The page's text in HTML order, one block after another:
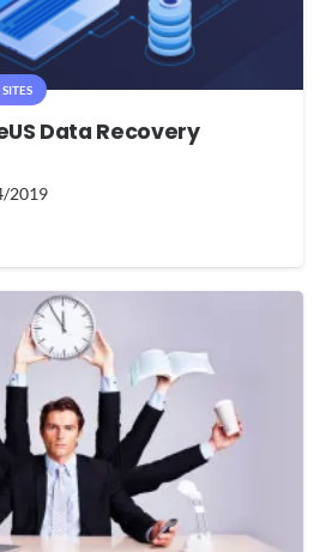
Data Recovery
2019